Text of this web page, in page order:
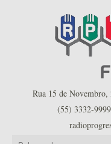
Rua 15 de
(55) 3332-